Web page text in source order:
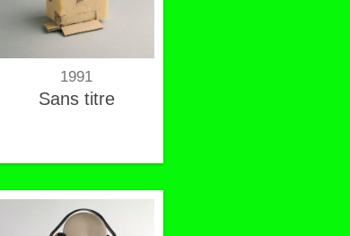
1991
Sans titre